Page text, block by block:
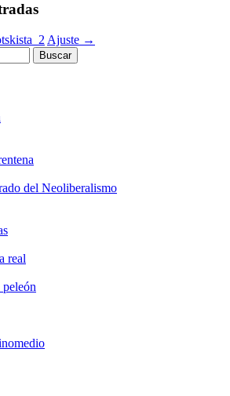
Ajuste →
del Neoliberalismo
real